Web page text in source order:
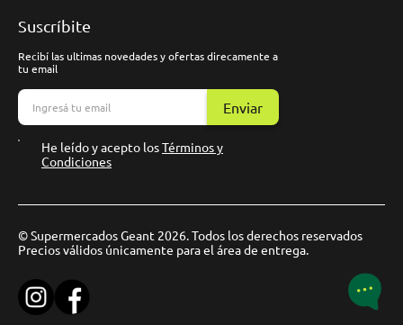
Suscríbite
Recibí las ultimas novedades y ofertas direcamente a
tu email
Enviar
He leído y acepto losTérminos y
Condiciones
© Supermercados Geant 2026. Todos los derechos reservados
Precios válidos únicamente para el área de entrega.